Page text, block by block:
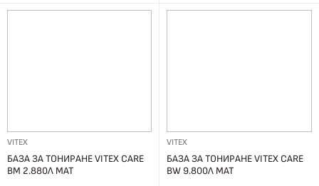
VITEX
БАЗА ЗА ТОНИРАНЕ VITEX CARE
BM 2.880Л МАТ
VITEX
БАЗА ЗА ТОНИРАНЕ VITEX CARE
BW 9.800Л МАТ